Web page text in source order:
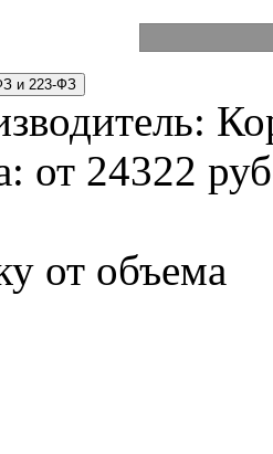
от 24322
от объема